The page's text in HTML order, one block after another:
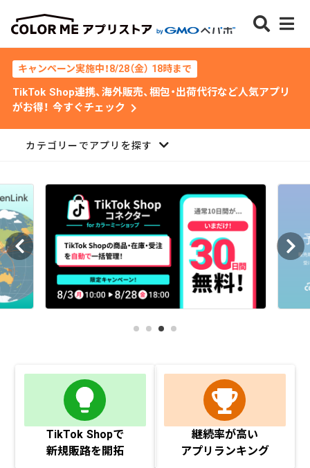
キャンペーン実施中！8/28（金） 18時まで
TikTok Shop連携、海外販売、梱包・出荷代行など人気アプリ
がお得！ 今すぐチェック chevron_right
カテゴリーでアプリを探す
TikTok Shopで
新規販路を開拓
継続率が高い
アプリランキング